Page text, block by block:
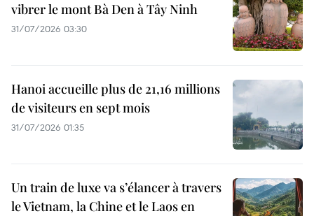
vibrer le mont Bà Den à Tây Ninh
31/07/2026 03:30
Hanoi accueille plus de 21,16 millions
de visiteurs en sept mois ​
31/07/2026 01:35
Un train de luxe va s’élancer à travers
le Vietnam, la Chine et le Laos en